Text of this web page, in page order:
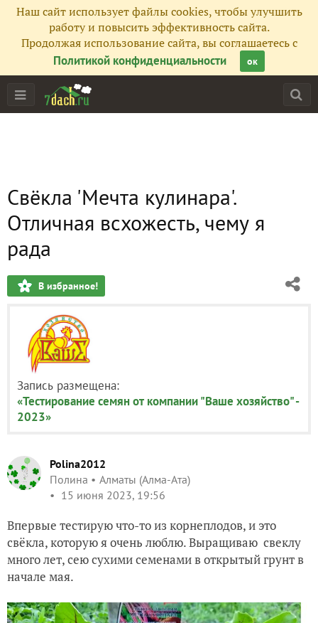
Наш сайт использует файлы cookies, чтобы улучшить
работу и повысить эффективность сайта.
Продолжая использование сайта, вы соглашаетесь с
Политикой конфиденциальности
ок
Свёкла 'Мечта кулинара'.
Отличная всхожесть, чему я
рада
В избранное!
Запись размещена:
«Тестирование семян от компании "Ваше хозяйство" -
2023»
Polina2012
Полина
Алматы (Алма-Ата)
15 июня 2023, 19:56
Впервые тестирую что-то из корнеплодов, и это
свёкла, которую я очень люблю. Выращиваю свеклу
много лет, сею сухими семенами в открытый грунт в
начале мая.